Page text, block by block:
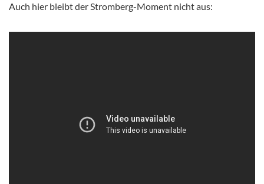
Auch hier bleibt der Stromberg-Moment nicht aus: